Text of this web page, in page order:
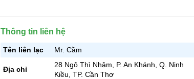
Thông tin liên hệ
Tên liên lạc Mr. Cầm
Địa chỉ
28 Ngô Thì Nhậm, P. An Khánh, Q. Ninh
Kiều, TP. Cần Thơ